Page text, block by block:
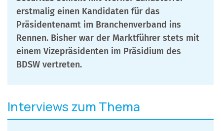
erstmalig einen Kandidaten für das
Präsidentenamt im Branchenverband ins
Rennen. Bisher war der Marktführer stets mit
einem Vizepräsidenten im Präsidium des
BDSW vertreten.
Interviews zum Thema